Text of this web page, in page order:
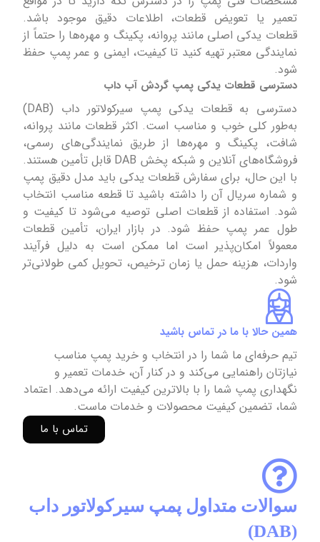
تعمیر یا تعویض قطعات، اطلاعات دقیق موجود باشد.
قطعات یدکی اصلی مانند پروانه، پکینگ و مهره‌ها را حتماً از
نمایندگی معتبر تهیه کنید تا کیفیت، ایمنی و عمر پمپ حفظ
شود.
دسترسی قطعات یدکی پمپ گردش آب داب
دسترسی به قطعات یدکی پمپ سیرکولاتور داب (DAB)
به‌طور کلی خوب و مناسب است. اکثر قطعات مانند پروانه،
شافت، پکینگ و مهره‌ها از طریق نمایندگی‌های رسمی،
فروشگاه‌های آنلاین و شبکه پخش DAB قابل تأمین هستند.
با این حال، برای سفارش قطعات یدکی باید مدل دقیق پمپ
و شماره سریال آن را داشته باشید تا قطعه مناسب انتخاب
شود. استفاده از قطعات اصلی توصیه می‌شود تا کیفیت و
طول عمر پمپ حفظ شود. در بازار ایران، تأمین قطعات
معمولاً امکان‌پذیر است اما ممکن است به دلیل فرآیند
واردات، هزینه حمل یا زمان ترخیص، تحویل کمی طولانی‌تر
شود.
همین حالا با ما در تماس باشید
تیم حرفه‌ای ما شما را در انتخاب و خرید پمپ مناسب
نیازتان راهنمایی می‌کند و در کنار آن، خدمات تعمیر و
نگهداری پمپ شما را با بالاترین کیفیت ارائه می‌دهد. اعتماد
شما، تضمین کیفیت محصولات و خدمات ماست.
تماس با ما
سوالات متداول پمپ سیرکولاتور داب
(DAB)